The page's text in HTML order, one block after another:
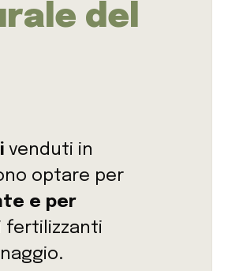
del
venduti in
optare per
e per
fertilizzanti